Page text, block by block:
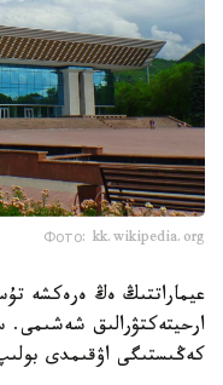
Фото: kk.wikipedia.org
عيماراتتىڭ ەڭ ەرەكشە
ارحيتەكتۋرالىق
كەڭىستىگى اۋقىمدى